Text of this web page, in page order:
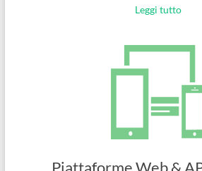
Leggi tutto
Piattaforme Web &